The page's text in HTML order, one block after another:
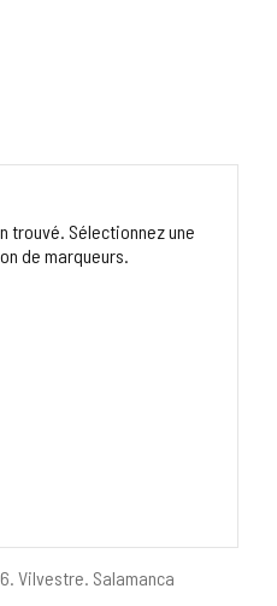
Vilvestre. Salamanca
trouvé. Sélectionnez une
de marqueurs.